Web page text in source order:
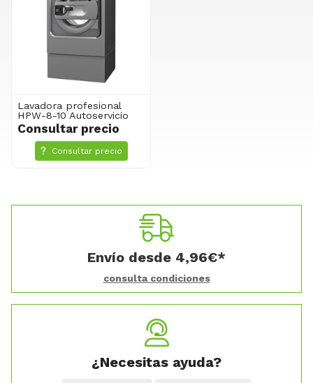
Lavadora profesional
HPW-8-10 Autoservicio
Consultar precio
Consultar precio
Envío desde 4,96€*
consulta condiciones
¿Necesitas ayuda?